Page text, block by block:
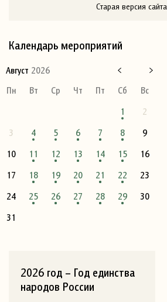
Старая версия сайта
Календарь мероприятий
Август 2026
Пн
Вт Ср Чт Пт Сб
Вс
1
2
3
4 5 6 7 8
9
10
11 12 13 14 15
16
17
18 19 20 21 22
23
24
25 26 27 28 29
30
31
2026 год – Год единства
народов России